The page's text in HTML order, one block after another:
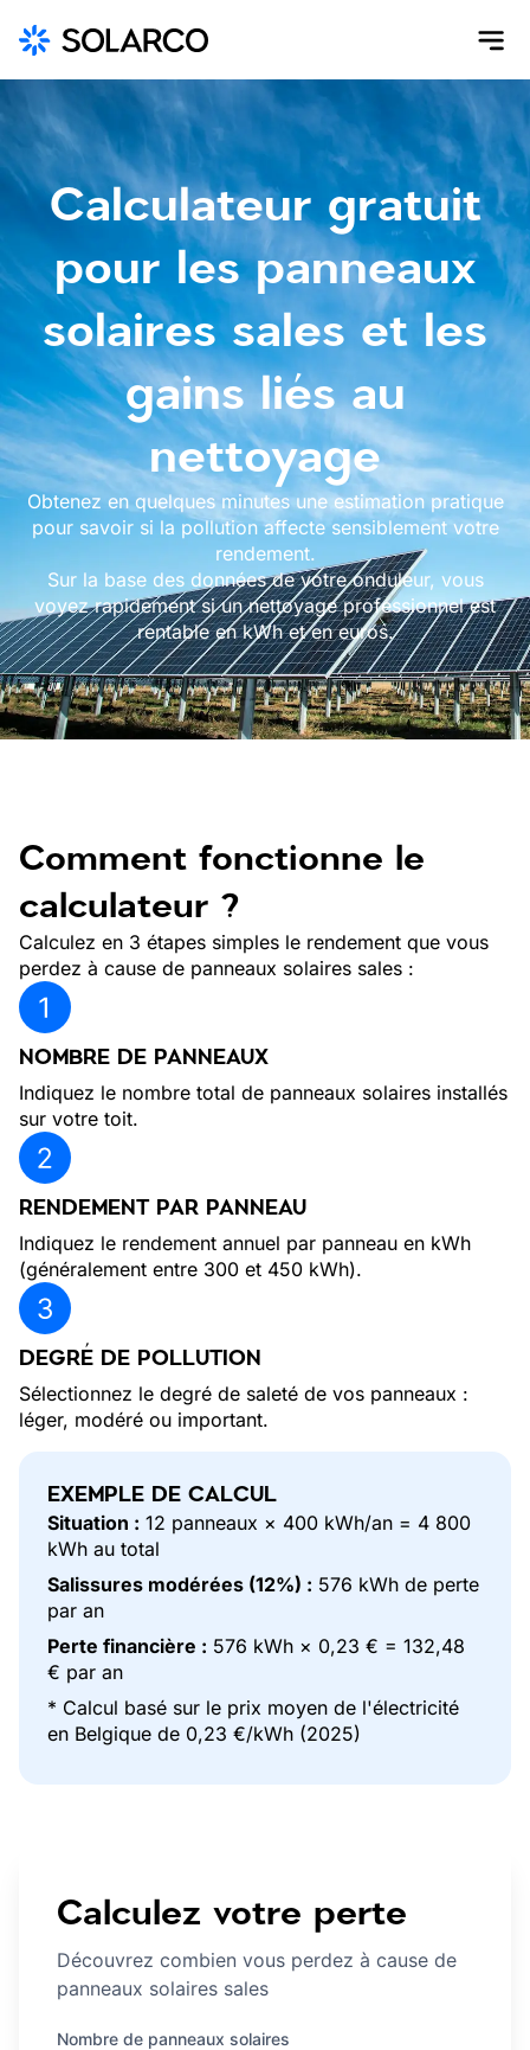
Calculateur gratuit
pour les panneaux
solaires sales et les
gains liés au
nettoyage
Obtenez en quelques minutes une estimation pratique
pour savoir si la pollution affecte sensiblement votre
rendement.
Sur la base des données de votre onduleur, vous
voyez rapidement si un nettoyage professionnel est
rentable en kWh et en euros.
Comment fonctionne le
calculateur ?
Calculez en 3 étapes simples le rendement que vous
perdez à cause de panneaux solaires sales :
NOMBRE DE PANNEAUX
Indiquez le nombre total de panneaux solaires installés
sur votre toit.
RENDEMENT PAR PANNEAU
Indiquez le rendement annuel par panneau en kWh
(généralement entre 300 et 450 kWh).
DEGRÉ DE POLLUTION
Sélectionnez le degré de saleté de vos panneaux :
léger, modéré ou important.
EXEMPLE DE CALCUL
Situation : 12 panneaux × 400 kWh/an = 4 800
kWh au total
Salissures modérées (12%) : 576 kWh de perte
par an
Perte financière : 576 kWh × 0,23 € = 132,48
€ par an
* Calcul basé sur le prix moyen de l'électricité
en Belgique de 0,23 €/kWh (2025)
Calculez votre perte
Découvrez combien vous perdez à cause de
panneaux solaires sales
Nombre de panneaux solaires